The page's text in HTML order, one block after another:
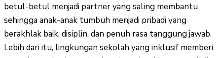
betul-betul menjadi partner yang saling membantu
sehingga anak-anak tumbuh menjadi pribadi yang
berakhlak baik, disiplin, dan penuh rasa tanggung jawab.
Lebih dari itu, lingkungan sekolah yang inklusif memberi